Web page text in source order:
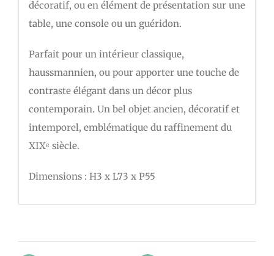
décoratif, ou en élément de présentation sur une
table, une console ou un guéridon.
Parfait pour un intérieur classique,
haussmannien, ou pour apporter une touche de
contraste élégant dans un décor plus
contemporain. Un bel objet ancien, décoratif et
intemporel, emblématique du raffinement du
XIXᵉ siècle.
Dimensions : H3 x L73 x P55